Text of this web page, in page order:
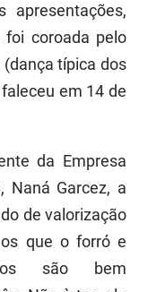
coroada pelo
típica dos
em 14 de
da Empresa
Naná Garcez, a
de valorização
que o forró e
são bem